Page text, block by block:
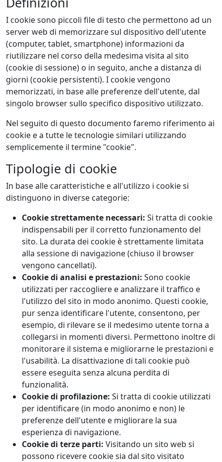
I cookie sono piccoli file di testo che permettono ad un
server web di memorizzare sul dispositivo dell'utente
(computer, tablet, smartphone) informazioni da
riutilizzare nel corso della medesima visita al sito
(cookie di sessione) o in seguito, anche a distanza di
giorni (cookie persistenti). I cookie vengono
memorizzati, in base alle preferenze dell'utente, dal
singolo browser sullo specifico dispositivo utilizzato.
Nel seguito di questo documento faremo riferimento ai
cookie e a tutte le tecnologie similari utilizzando
semplicemente il termine "cookie".
Tipologie di cookie
In base alle caratteristiche e all'utilizzo i cookie si
distinguono in diverse categorie:
Cookie strettamente necessari: Si tratta di cookie
indispensabili per il corretto funzionamento del
sito. La durata dei cookie è strettamente limitata
alla sessione di navigazione (chiuso il browser
vengono cancellati).
Cookie di analisi e prestazioni: Sono cookie
utilizzati per raccogliere e analizzare il traffico e
l'utilizzo del sito in modo anonimo. Questi cookie,
pur senza identificare l'utente, consentono, per
esempio, di rilevare se il medesimo utente torna a
collegarsi in momenti diversi. Permettono inoltre di
monitorare il sistema e migliorarne le prestazioni e
l'usabilità. La disattivazione di tali cookie può
essere eseguita senza alcuna perdita di
funzionalità.
Cookie di profilazione: Si tratta di cookie utilizzati
per identificare (in modo anonimo e non) le
preferenze dell'utente e migliorare la sua
esperienza di navigazione.
Cookie di terze parti: Visitando un sito web si
possono ricevere cookie sia dal sito visitato